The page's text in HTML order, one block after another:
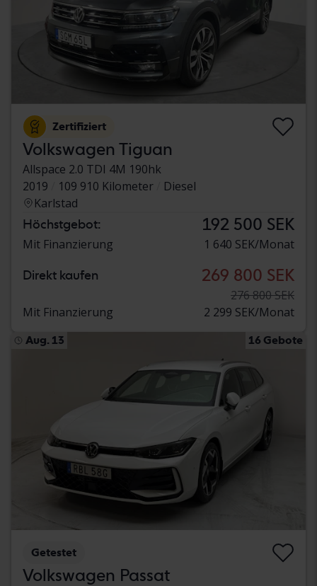
Zertifiziert
Volkswagen Tiguan
Allspace 2.0 TDI 4M 190hk
2019
109 910 Kilometer
Diesel
Karlstad
Höchstgebot: 192 500 SEK
Mit Finanzierung 1 640 SEK/Monat
Direkt kaufen 269 800 SEK
276 800 SEK
Mit Finanzierung
2 299 SEK/Monat
Aug. 13 16 Gebote
Getestet
Volkswagen Passat